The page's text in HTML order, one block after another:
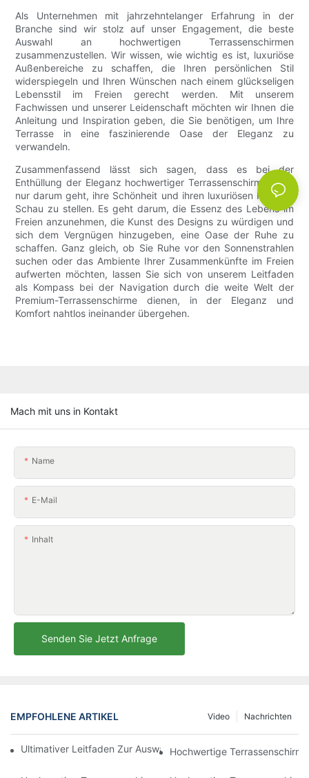
Als Unternehmen mit jahrzehntelanger Erfahrung in der
Branche sind wir stolz auf unser Engagement, die beste
Auswahl an hochwertigen Terrassenschirmen
zusammenzustellen. Wir wissen, wie wichtig es ist, luxuriöse
Außenbereiche zu schaffen, die Ihren persönlichen Stil
widerspiegeln und Ihren Wünschen nach einem glückseligen
Lebensstil im Freien gerecht werden. Mit unserem
Fachwissen und unserer Leidenschaft möchten wir Ihnen die
Anleitung und Inspiration geben, die Sie benötigen, um Ihre
Terrasse in eine faszinierende Oase der Eleganz zu
verwandeln.
Zusammenfassend lässt sich sagen, dass es bei der
Enthüllung der Eleganz hochwertiger Terrassenschirme nicht
nur darum geht, ihre Schönheit und ihren luxuriösen Reiz zur
Schau zu stellen. Es geht darum, die Essenz des Lebens im
Freien anzunehmen, die Kunst des Designs zu würdigen und
sich dem Vergnügen hinzugeben, eine Oase der Ruhe zu
schaffen. Ganz gleich, ob Sie Ruhe vor den Sonnenstrahlen
suchen oder das Ambiente Ihrer Zusammenkünfte im Freien
aufwerten möchten, lassen Sie sich von unserem Leitfaden
als Kompass bei der Navigation durch die weite Welt der
Premium-Terrassenschirme dienen, in der Eleganz und
Komfort nahtlos ineinander übergehen.
Mach mit uns in Kontakt
Name
E-Mail
Inhalt
Senden Sie Jetzt Anfrage
EMPFOHLENE ARTIKEL Nachrichten
Video
Ultimativer Leitfaden Zur Auswahl Des Perfekten
Hochwertige